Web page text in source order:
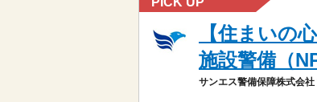
【住まいの
施設警備（
サンエス警備保障株式会